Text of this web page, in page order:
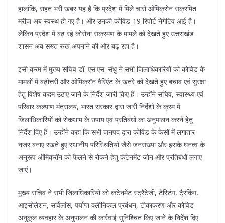
हालांकि, राहत भरी खबर यह है कि प्रदेश में मिले चारों ओमिक्रोन संक्रमित
मरीज अब स्वस्थ हो गए है। और उनकी कोविड-19 रिपोर्ट नेगेटिव आई है।
लेकिन प्रदेश में बढ़ रहे कोरोना संक्रमण के मामले को देखते हुए उत्तराखंड
शासन अब सख्त रुख अपनाने की ओर बढ़ रहा है।
इसी क्रम में मुख्य सचिव डॉ. एस.एस. संधु ने सभी जिलाधिकारियों को कोविड के
मामलों में बढ़ोत्तरी और ओमिक्रॉन वैरिएंट के खतरे को देखते हुए बचाव एवं सुरक्षा
हेतु विशेष कदम उठाए जाने के निर्देश जारी किए हैं। उन्होंने सचिव, स्वास्थ्य एवं
परिवार कल्याण मंत्रालय, भारत सरकार द्वारा जारी निर्देशों के क्रम में
जिलाधिकारियों को रोकथाम के उपाय एवं प्रतिबंधों का अनुपालन करने हेतु
निर्देश दिए हैं। उन्होंने कहा कि सभी जनपद द्वारा कोविड के केसों में लगातार
नजर बनाए रखते हुए स्थानीय परिस्थितियों जैसे जनसंख्या और इसके घनत्व के
अनुरूप ऑमिक्रॉन को फैलने से रोकने हेतु कंटेनमेंट जोन और प्रतिबंधों लगाए
जाएं।
मुख्य सचिव ने सभी जिलाधिकारियों को कंटेनमेंट स्ट्रैटेजी, टेस्टिंग, टै्रकिंग,
आइसोलेशन, सर्विलांस, पर्याप्त क्लीनिकल प्रबंधन, टीकाकरण और कोविड
अनुकूल व्यवहार के अनुपालन की कार्रवाई सुनिश्चित किए जाने के निर्देश दिए